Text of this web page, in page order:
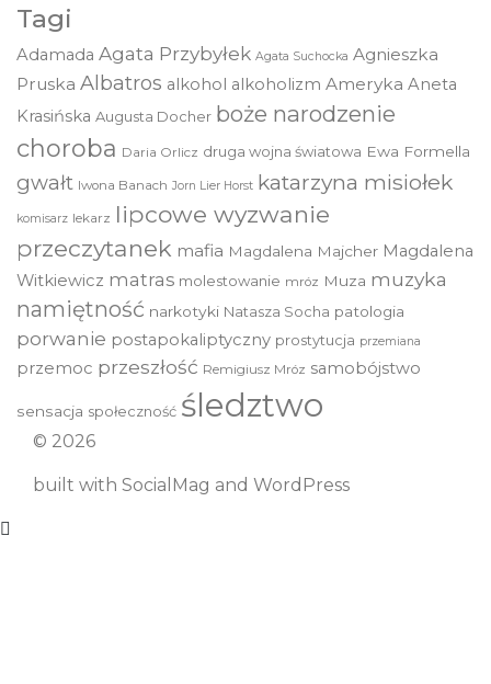
Tagi
Adamada Agata Przybyłek Agata Suchocka Agnieszka
Pruska Albatros alkohol alkoholizm Ameryka Aneta
Krasińska Augusta Docher boże narodzenie
choroba Daria Orlicz druga wojna światowa Ewa Formella
gwałt Iwona Banach Jorn Lier Horst katarzyna misiołek
komisarz lekarz lipcowe wyzwanie
przeczytanek mafia Magdalena Majcher Magdalena
Witkiewicz matras molestowanie mróz Muza muzyka
namiętność narkotyki Natasza Socha patologia
porwanie postapokaliptyczny prostytucja przemiana
przemoc przeszłość Remigiusz Mróz samobójstwo
sensacja społeczność śledztwo
© 2026
built with SocialMag and WordPress